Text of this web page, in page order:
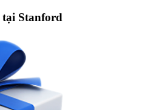
Stanford